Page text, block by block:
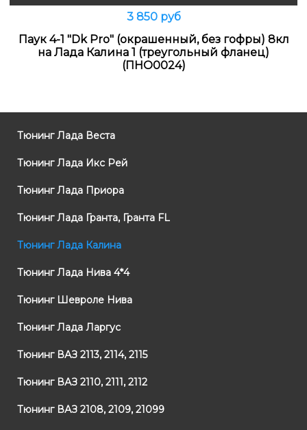
3 850 руб
Паук 4-1 "Dk Pro" (окрашенный, без гофры) 8кл
на Лада Калина 1 (треугольный фланец)
(ПНО0024)
Тюнинг Лада Веста
Тюнинг Лада Икс Рей
Тюнинг Лада Приора
Тюнинг Лада Гранта, Гранта FL
Тюнинг Лада Калина
Тюнинг Лада Нива 4*4
Тюнинг Шевроле Нива
Тюнинг Лада Ларгус
Тюнинг ВАЗ 2113, 2114, 2115
Тюнинг ВАЗ 2110, 2111, 2112
Тюнинг ВАЗ 2108, 2109, 21099